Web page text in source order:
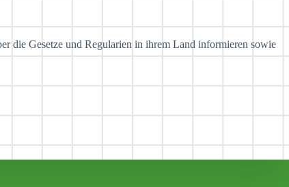
die Gesetze und Regularien in ihrem Land informieren sowie